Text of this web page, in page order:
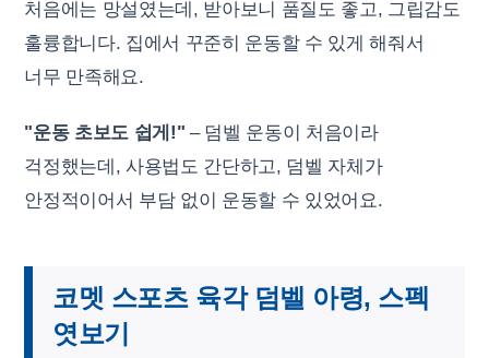
처음에는 망설였는데, 받아보니 품질도 좋고, 그립감도
훌륭합니다. 집에서 꾸준히 운동할 수 있게 해줘서
너무 만족해요.
"운동 초보도 쉽게!" – 덤벨 운동이 처음이라
걱정했는데, 사용법도 간단하고, 덤벨 자체가
안정적이어서 부담 없이 운동할 수 있었어요.
코멧 스포츠 육각 덤벨 아령, 스펙
엿보기